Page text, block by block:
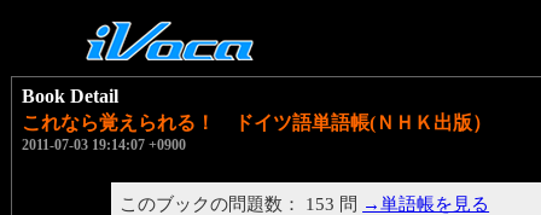
Book Detail
これなら覚えられる！ ドイツ語単語帳(ＮＨＫ出版）
2011-07-03 19:14:07 +0900
このブックの問題数： 153 問 →単語帳を見る